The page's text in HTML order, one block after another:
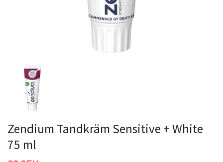
Zendium Tandkräm Sensitive + White
75 ml